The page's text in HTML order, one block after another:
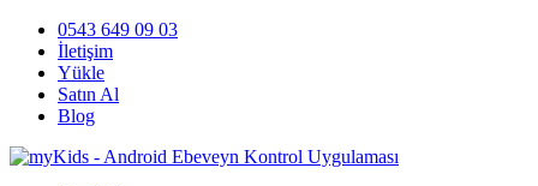
0543 649 09 03
İletişim
Yükle
Satın Al
Blog